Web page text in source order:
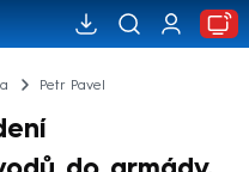
Petr Pavel